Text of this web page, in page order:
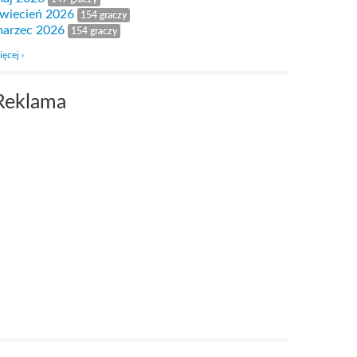
2026 154 graczy
2026 154 graczy
›